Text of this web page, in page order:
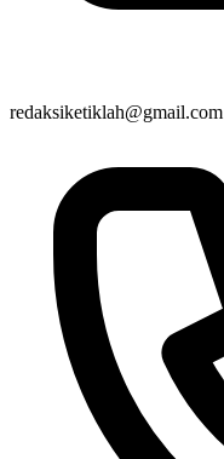
redaksiketiklah@gmail.com